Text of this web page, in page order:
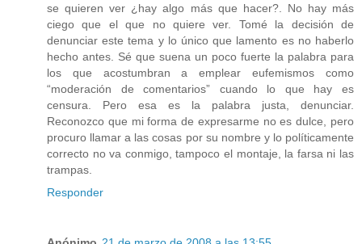
se quieren ver ¿hay algo más que hacer?. No hay más
ciego que el que no quiere ver. Tomé la decisión de
denunciar este tema y lo único que lamento es no haberlo
hecho antes. Sé que suena un poco fuerte la palabra para
los que acostumbran a emplear eufemismos como
“moderación de comentarios” cuando lo que hay es
censura. Pero esa es la palabra justa, denunciar.
Reconozco que mi forma de expresarme no es dulce, pero
procuro llamar a las cosas por su nombre y lo políticamente
correcto no va conmigo, tampoco el montaje, la farsa ni las
trampas.
Responder